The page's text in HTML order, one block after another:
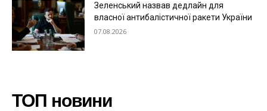
Зеленський назвав дедлайн для
власної антибалістичної ракети України
07.08.2026
ТОП новини